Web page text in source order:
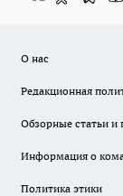
О нас
Редакционная
Обзорные статьи и
Информация о
Политика этики